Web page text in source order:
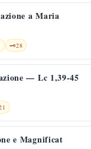
a Maria
🗝️28
— Lc 1,39-45
e Magnificat